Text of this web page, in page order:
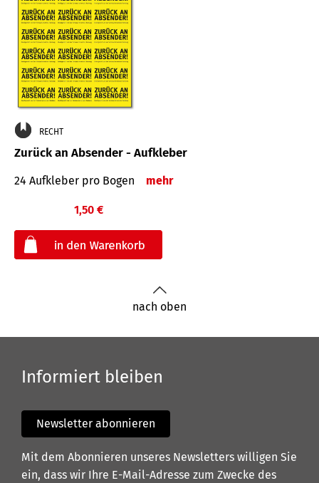
RECHT
Zurück an Absender - Aufkleber
24 Aufkleber pro Bogen mehr
1,50 €
nach oben
Informiert bleiben
Newsletter abonnieren
Mit dem Abonnieren unseres Newsletters willigen Sie
ein, dass wir Ihre E-Mail-Adresse zum Zwecke des